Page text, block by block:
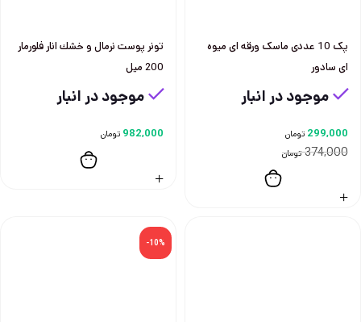
پک 10 عددی ماسک ورقه ای میوه
ای سادور
موجود در انبار
374,000 تومان
299,000 تومان
تونر پوست نرمال و خشك انار فلورمار
200 ميل
موجود در انبار
982,000 تومان
-10%